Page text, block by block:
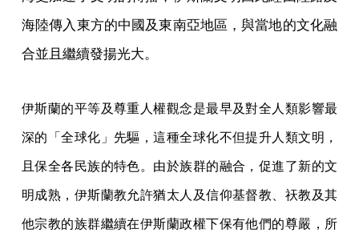
海陸傳入東方的中國及東南亞地區，與當地的文化融
合並且繼續發揚光大。
伊斯蘭的平等及尊重人權觀念是最早及對全人類影響最
深的「全球化」先驅，這種全球化不但提升人類文明，
且保全各民族的特色。由於族群的融合，促進了新的文
明成熟，伊斯蘭教允許猶太人及信仰基督教、祆教及其
他宗教的族群繼續在伊斯蘭政權下保有他們的尊嚴，所